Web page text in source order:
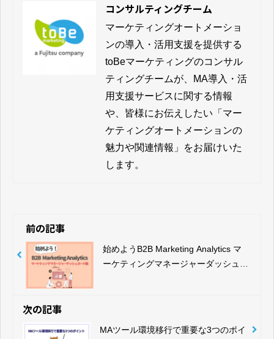
コンサルティングチーム
マーケティングオートメーショ
ンの導入・活用支援を提供する
toBeマーケティングのコンサル
ティングチームが、MA導入・活
用支援サービスに関する情報
や、皆様にお伝えしたい「マー
ケティングオートメーションの
魅力や関連情報」をお届けいた
します。
前の記事
始めようB2B Marketing Analytics マ
ーケティングマネージャーダッシュボ
次の記事
MAツール環境移行で重要な3つのポイ